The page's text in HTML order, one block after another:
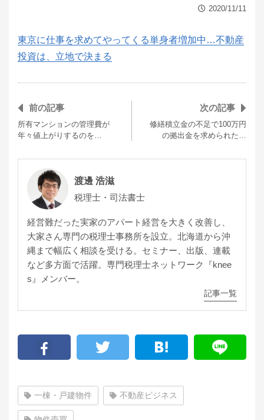
2020/11/11
東京に仕事を求めてやってくる単身者増加中…不動産
投資は、立地で決まる
前の記事
所有マンションの管理費が
年々値上がりするのを…
次の記事
修繕積立金の不足で100万円
の拠出金を求められた…
渡邊 浩滋
税理士・司法書士
経営難だった実家のアパート経営を大きく改善し、
大家さん専門の税理士事務所を設立。北海道から沖
縄まで幅広く相談を受ける。セミナー、出版、連載
など多方面で活躍。専門税理士ネットワーク『knee
s』メンバー。
記事一覧
一棟・戸建物件 不動産ビジネス